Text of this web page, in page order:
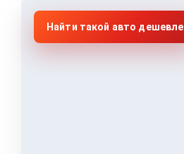
Найти такой авто дешевле